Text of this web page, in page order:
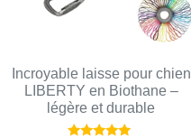
Incroyable laisse pour chien
LIBERTY en Biothane –
légère et durable